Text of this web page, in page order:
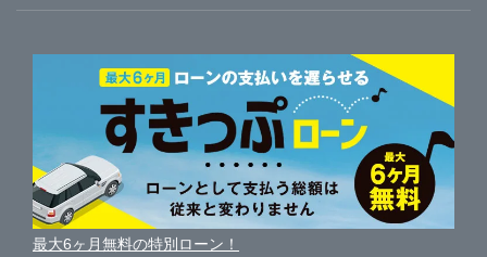
沖縄県
中古車人気ランキング
自動車ローンを調べる
ガリバーの自動車ローン
車買い替えの基礎知識
ガリバーの査定が選ばれる理由
車を売る時よくある質問
便利な査定サービス
中古車買取相場（毎月更新）
車の個人売買ガイド
新車・中古車カタログ
車の燃費を調べる
車種別クチコミ
車比較サイト
サイトマップ
サイトの使用条件
利用規約
最大6ヶ月無料の特別ローン！